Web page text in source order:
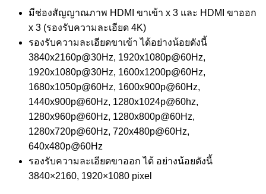
มีช่องสัญญาณภาพ HDMI ขาเข้า x 3 และ HDMI ขาออก
x 3 (รองรับความละเอียด 4K)
รองรับความละเอียดขาเข้า ได้อย่างน้อยดังนี้
3840x2160p@30Hz, 1920x1080p@60Hz,
1920x1080p@30Hz, 1600x1200p@60Hz,
1680x1050p@60Hz, 1600x900p@60Hz,
1440x900p@60Hz, 1280x1024p@60hz,
1280x960p@60Hz, 1280x800p@60Hz,
1280x720p@60Hz, 720x480p@60Hz,
640x480p@60Hz
รองรับความละเอียดขาออก ได้ อย่างน้อยดังนี้
3840×2160, 1920×1080 pixel